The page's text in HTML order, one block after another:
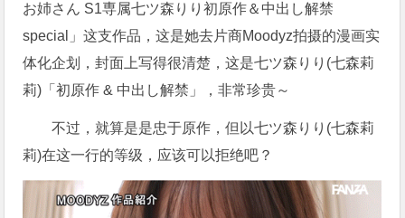
お姉さん S1専属七ツ森りり初原作＆中出し解禁
special」这支作品，这是她去片商Moodyz拍摄的漫画实
体化企划，封面上写得很清楚，这是七ツ森りり(七森莉
莉)「初原作 & 中出し解禁」，非常珍贵～
不过，就算是是忠于原作，但以七ツ森りり(七森莉
莉)在这一行的等级，应该可以拒绝吧？